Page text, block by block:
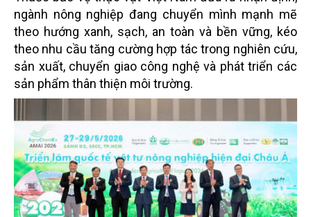
ngành nông nghiệp đang chuyển mình mạnh mẽ
theo hướng xanh, sạch, an toàn và bền vững, kéo
theo nhu cầu tăng cường hợp tác trong nghiên cứu,
sản xuất, chuyển giao công nghệ và phát triển các
sản phẩm thân thiện môi trường.